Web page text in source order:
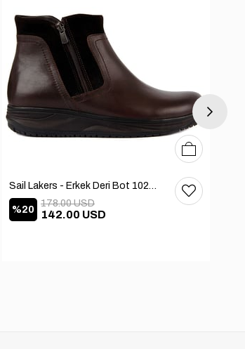
Sail Lakers - Erkek Deri Bot 102-2868-65390
%20 142.00 USD
178.00 USD
40 414243